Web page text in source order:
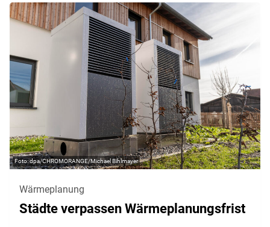
dpa/CHROMORANGE/Michael Bihlmayer
Wärmeplanung
Städte verpassen Wärmeplanungsfrist